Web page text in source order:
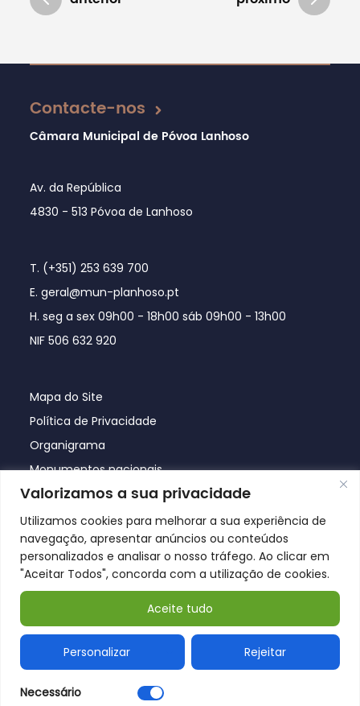
Valorizamos a sua privacidade
Utilizamos cookies para melhorar a sua experiência de
navegação, apresentar anúncios ou conteúdos
personalizados e analisar o nosso tráfego. Ao clicar em
"Aceitar Todos", concorda com a utilização de cookies.
Personalizar Rejeitar
Aceite tudo
Necessário
Atualizado em 16/12/2024
Contacte-nos
Câmara Municipal de Póvoa Lanhoso
Av. da República
4830 - 513 Póvoa de Lanhoso
T. (+351) 253 639 700
E. geral@mun-planhoso.pt
H. seg a sex 09h00 - 18h00 sáb 09h00 - 13h00
NIF 506 632 920
Mapa do Site
Política de Privacidade
Organigrama
Monumentos nacionais
© Póvoa de Lanhoso 2026